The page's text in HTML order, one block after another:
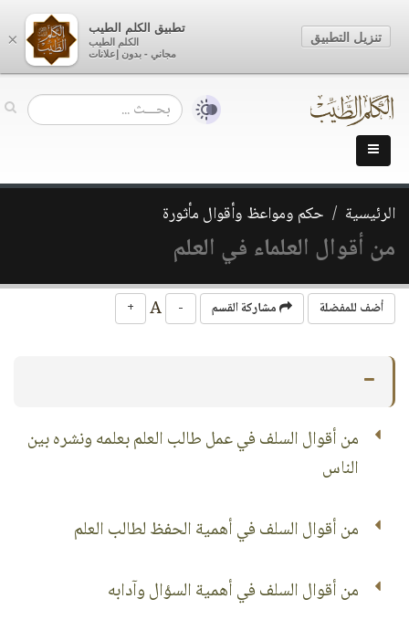
الرئيسية حكم ومواعظ وأقوال مأثورة
من أقوال العلماء في العلم
أضف للمفضلة مشاركة القسم -
+
من أقوال السلف في عمل طالب العلم بعلمه ونشره بين
الناس
من أقوال السلف في أهمية الحفظ لطالب العلم
من أقوال السلف في أهمية السؤال وآدابه
×
تطبيق الكلم الطيب
الكلم الطيب
مجاني - بدون إعلانات
تنزيل التطبيق